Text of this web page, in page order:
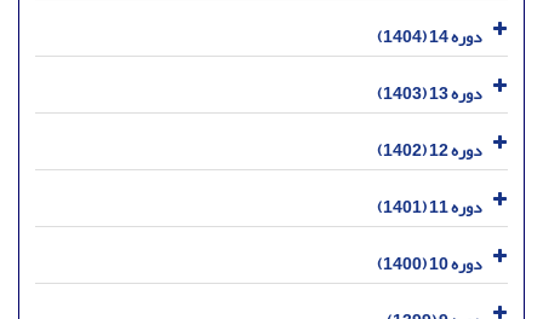
دوره 14 (1404)
دوره 13 (1403)
دوره 12 (1402)
دوره 11 (1401)
دوره 10 (1400)